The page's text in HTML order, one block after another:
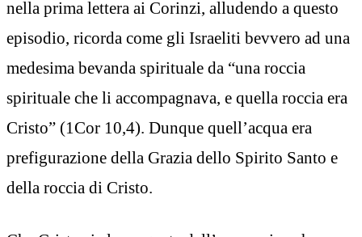
nella prima lettera ai Corinzi, alludendo a questo
episodio, ricorda come gli Israeliti bevvero ad una
medesima bevanda spirituale da “una roccia
spirituale che li accompagnava, e quella roccia era
Cristo” (1Cor 10,4). Dunque quell’acqua era
prefigurazione della Grazia dello Spirito Santo e
della roccia di Cristo.